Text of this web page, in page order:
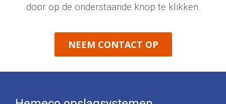
door op de onderstaande knop te klikken.
NEEM CONTACT OP